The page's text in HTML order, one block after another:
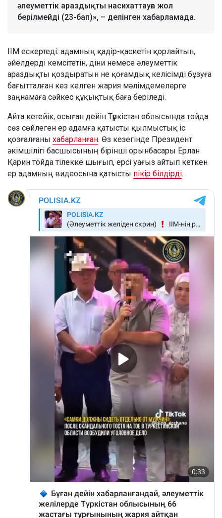
әлеуметтік араздықты насихаттауға жол
берілмейді (23-бап)», – делінген хабарламада.
ІІМ ескертеді: адамның қадір-қасиетін қорлайтын,
әйелдерді кемсітетін, діни немесе әлеуметтік
араздықты қоздыратын не қоғамдық келісімді бұзуға
бағытталған кез келген жария мәлімдемелерге
заңнамаға сәйкес құқықтық баға беріледі.
Айта кетейік, осыған дейін Түркістан облысында тойда
сөз сөйлеген ер адамға қатысты қылмыстық іс
қозғалғаны хабарланған. Өз кезегінде Президент
әкімшілігі басшысының бірінші орынбасары Ерлан
Қарин тойда тілекке шығып, ерсі уағыз айтып кеткен
ер адамның видеосына қатысты пікір білдірді.